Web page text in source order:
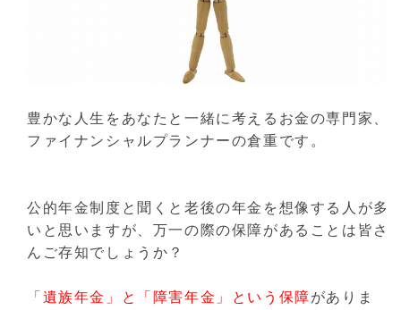
豊かな人生をあなたと一緒に考えるお金の専門家、
ファイナンシャルプランナーの倉重です。
公的年金制度と聞くと老後の年金を想像する人が多
いと思いますが、万一の際の保障があることは皆さ
んご存知でしょうか？
「遺族年金」と「障害年金」という保障がありま